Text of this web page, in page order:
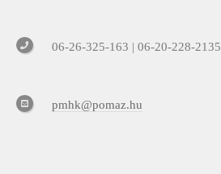
06-26-325-163 | 06-20-228-2135
pmhk@pomaz.hu